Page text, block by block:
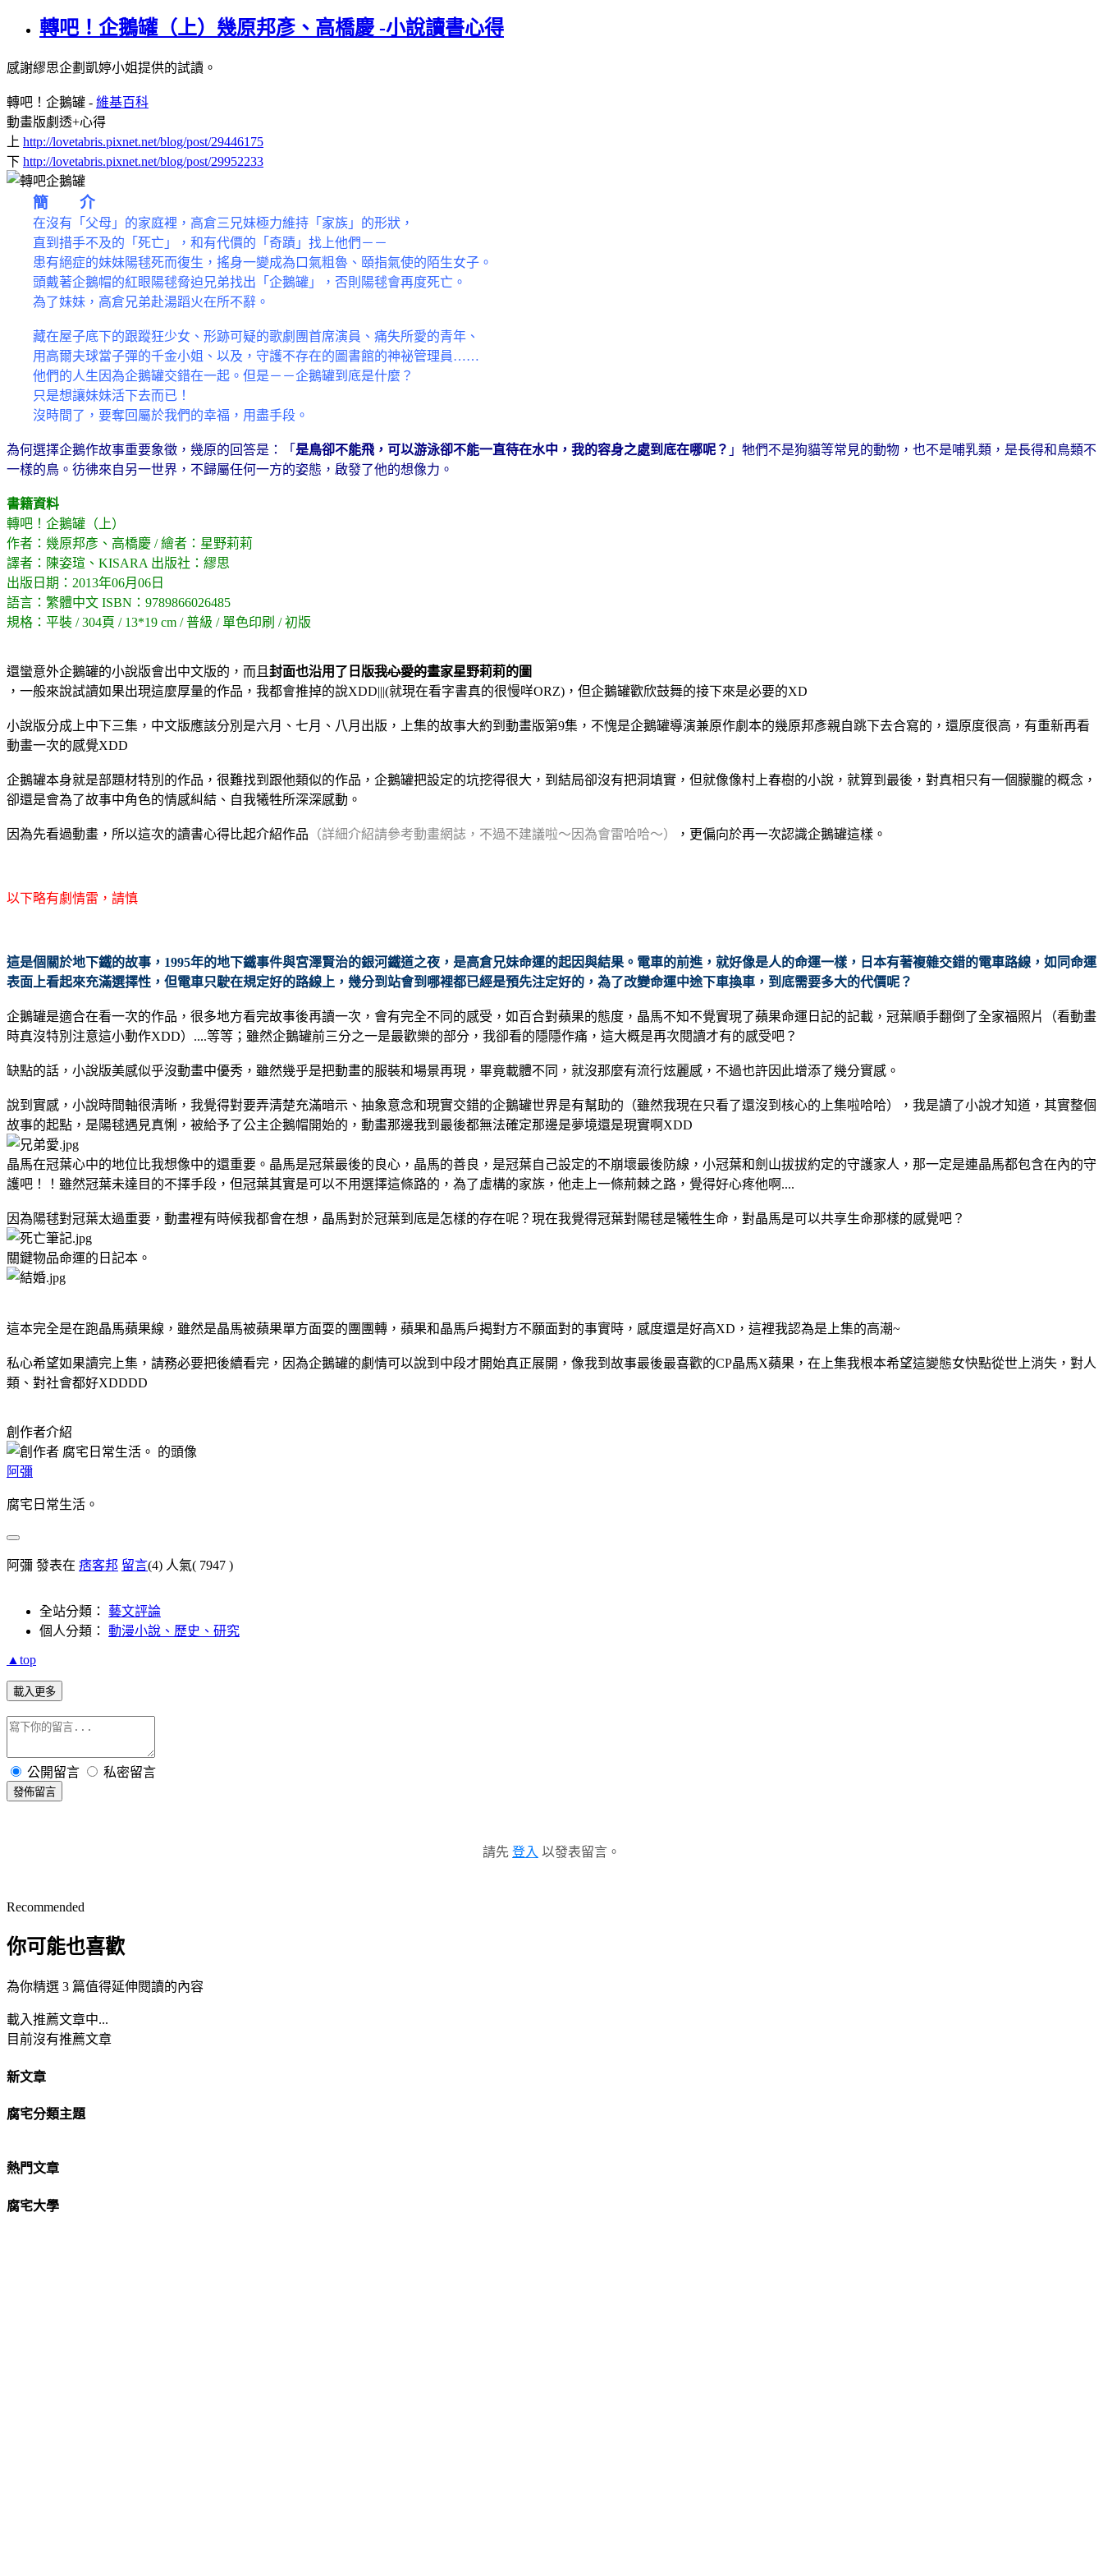
轉吧！企鵝罐（上）幾原邦彥、高橋慶 -小說讀書心得
感謝繆思企劃凱婷小姐提供的試讀。
轉吧！企鵝罐 - 維基百科
動畫版劇透+心得
上 http://lovetabris.pixnet.net/blog/post/29446175
下 http://lovetabris.pixnet.net/blog/post/29952233
簡 介
在沒有「父母」的家庭裡，高倉三兄妹極力維持「家族」的形狀，
直到措手不及的「死亡」，和有代價的「奇蹟」找上他們－－
患有絕症的妹妹陽毬死而復生，搖身一變成為口氣粗魯、頤指氣使的陌生女子。
頭戴著企鵝帽的紅眼陽毬脅迫兄弟找出「企鵝罐」，否則陽毬會再度死亡。
為了妹妹，高倉兄弟赴湯蹈火在所不辭。
藏在屋子底下的跟蹤狂少女、形跡可疑的歌劇團首席演員、痛失所愛的青年、
用高爾夫球當子彈的千金小姐、以及，守護不存在的圖書館的神祕管理員……
他們的人生因為企鵝罐交錯在一起。但是－－企鵝罐到底是什麼？
只是想讓妹妹活下去而已！
沒時間了，要奪回屬於我們的幸福，用盡手段。
為何選擇企鵝作故事重要象徵，幾原的回答是：「 是鳥卻不能飛，可以游泳卻不能一直待在水中，我的容身之處到底在哪呢？ 」牠們不是狗貓等常見的動物，也不是哺乳類，是長得和鳥類不
一樣的鳥。彷彿來自另一世界，不歸屬任何一方的姿態，啟發了他的想像力。
書籍資料
轉吧！企鵝罐（上）
作者：幾原邦彥、高橋慶 / 繪者：星野莉莉
譯者：陳姿瑄、KISARA 出版社：繆思
出版日期：2013年06月06日
語言：繁體中文 ISBN：9789866026485
規格：平裝 / 304頁 / 13*19 cm / 普級 / 單色印刷 / 初版
還蠻意外企鵝罐的小說版會出中文版的，而且 封面也沿用了日版我心愛的畫家星野莉莉的圖
，一般來說試讀如果出現這麼厚量的作品，我都會推掉的說XDD|||(就現在看字書真的很慢咩ORZ)，但企鵝罐歡欣鼓舞的接下來是必要的XD
小說版分成上中下三集，中文版應該分別是六月、七月、八月出版，上集的故事大約到動畫版第9集，不愧是企鵝罐導演兼原作劇本的幾原邦彥親自跳下去合寫的，還原度很高，有重新再看
動畫一次的感覺XDD
企鵝罐本身就是部題材特別的作品，很難找到跟他類似的作品，企鵝罐把設定的坑挖得很大，到結局卻沒有把洞填實，但就像像村上春樹的小說，就算到最後，對真相只有一個朦朧的概念，
卻還是會為了故事中角色的情感糾結、自我犧牲所深深感動。
因為先看過動畫，所以這次的讀書心得比起介紹作品 （詳細介紹請參考動畫網誌，不過不建議啦～因為會雷哈哈～） ，更偏向於再一次認識企鵝罐這樣。
以下略有劇情雷，請慎
這是個關於地下鐵的故事，1995年的地下鐵事件與宮澤賢治的銀河鐵道之夜，是高倉兄妹命運的起因與結果。電車的前進，就好像是人的命運一樣，日本有著複雜交錯的電車路線，如同命運
表面上看起來充滿選擇性，但電車只駛在規定好的路線上，幾分到站會到哪裡都已經是預先注定好的，為了改變命運中途下車換車，到底需要多大的代價呢？
企鵝罐是適合在看一次的作品，很多地方看完故事後再讀一次，會有完全不同的感受，如百合對蘋果的態度，晶馬不知不覺實現了蘋果命運日記的記載，冠葉順手翻倒了全家福照片（看動畫
時真沒特別注意這小動作XDD）....等等；雖然企鵝罐前三分之一是最歡樂的部分，我卻看的隱隱作痛，這大概是再次閱讀才有的感受吧？
缺點的話，小說版美感似乎沒動畫中優秀，雖然幾乎是把動畫的服裝和場景再現，畢竟載體不同，就沒那麼有流行炫麗感，不過也許因此增添了幾分實感。
說到實感，小說時間軸很清晰，我覺得對要弄清楚充滿暗示、抽象意念和現實交錯的企鵝罐世界是有幫助的（雖然我現在只看了還沒到核心的上集啦哈哈），我是讀了小說才知道，其實整個
故事的起點，是陽毬遇見真悧，被給予了公主企鵝帽開始的，動畫那邊我到最後都無法確定那邊是夢境還是現實啊XDD
晶馬在冠葉心中的地位比我想像中的還重要。晶馬是冠葉最後的良心，晶馬的善良，是冠葉自己設定的不崩壞最後防線，小冠葉和劍山拔拔約定的守護家人，那一定是連晶馬都包含在內的守
護吧！！雖然冠葉未達目的不擇手段，但冠葉其實是可以不用選擇這條路的，為了虛構的家族，他走上一條荊棘之路，覺得好心疼他啊....
因為陽毬對冠葉太過重要，動畫裡有時候我都會在想，晶馬對於冠葉到底是怎樣的存在呢？現在我覺得冠葉對陽毬是犧牲生命，對晶馬是可以共享生命那樣的感覺吧？
關鍵物品命運的日記本。
這本完全是在跑晶馬蘋果線，雖然是晶馬被蘋果單方面耍的團團轉，蘋果和晶馬戶揭對方不願面對的事實時，感度還是好高XD，這裡我認為是上集的高潮~
私心希望如果讀完上集，請務必要把後續看完，因為企鵝罐的劇情可以說到中段才開始真正展開，像我到故事最後最喜歡的CP晶馬X蘋果，在上集我根本希望這變態女快點從世上消失，對人
類、對社會都好XDDDD
創作者介紹
阿彌
腐宅日常生活。
阿彌 發表在 痞客邦 留言(4) 人氣( 7947 )
全站分類： 藝文評論
個人分類： 動漫小說、歷史、研究
▲top
載入更多
公開留言 私密留言
發佈留言
請先 登入 以發表留言。
Recommended
你可能也喜歡
為你精選 3 篇值得延伸閱讀的內容
載入推薦文章中...
目前沒有推薦文章
新文章
腐宅分類主題
熱門文章
腐宅大學